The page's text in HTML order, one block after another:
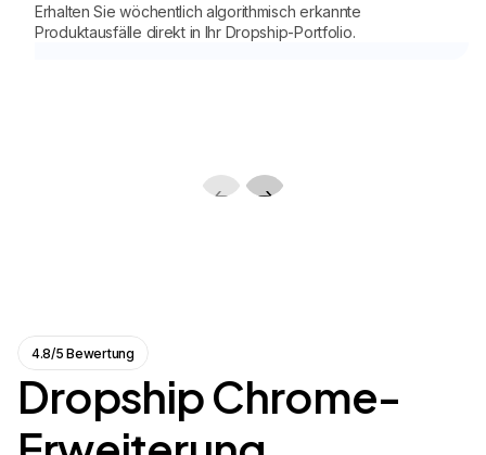
Erhalten Sie wöchentlich algorithmisch erkannte
Produktausfälle direkt in Ihr Dropship-Portfolio.
4.8/5 Bewertung
Dropship Chrome-